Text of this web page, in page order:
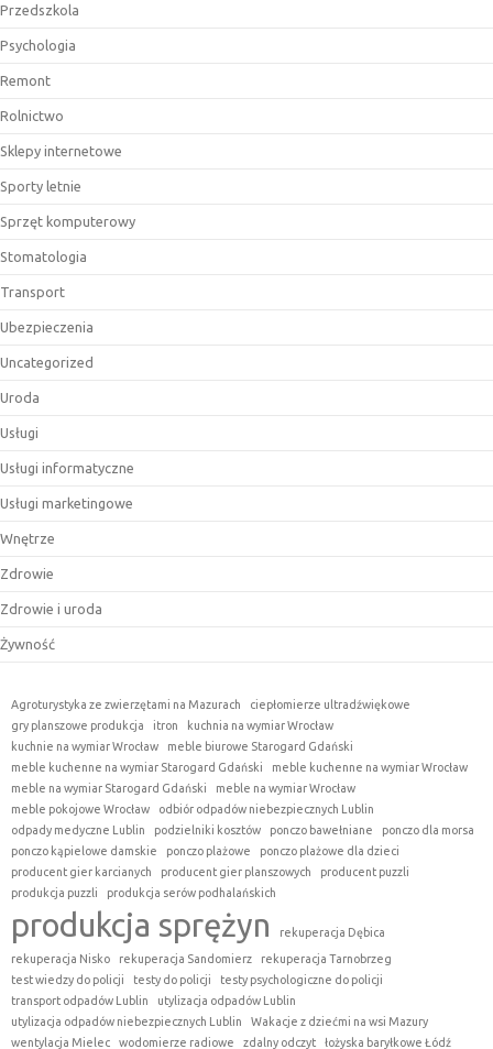
Przedszkola
Psychologia
Remont
Rolnictwo
Sklepy internetowe
Sporty letnie
Sprzęt komputerowy
Stomatologia
Transport
Ubezpieczenia
Uncategorized
Uroda
Usługi
Usługi informatyczne
Usługi marketingowe
Wnętrze
Zdrowie
Zdrowie i uroda
Żywność
Agroturystyka ze zwierzętami na Mazurach
ciepłomierze ultradźwiękowe
gry planszowe produkcja
itron
kuchnia na wymiar Wrocław
kuchnie na wymiar Wrocław
meble biurowe Starogard Gdański
meble kuchenne na wymiar Starogard Gdański
meble kuchenne na wymiar Wrocław
meble na wymiar Starogard Gdański
meble na wymiar Wrocław
meble pokojowe Wrocław
odbiór odpadów niebezpiecznych Lublin
odpady medyczne Lublin
podzielniki kosztów ponczo bawełniane
ponczo dla morsa
ponczo kąpielowe damskie
ponczo plażowe
ponczo plażowe dla dzieci
producent gier karcianych
producent gier planszowych
producent puzzli
produkcja puzzli
produkcja serów podhalańskich
produkcja sprężyn
rekuperacja Dębica
rekuperacja Nisko
rekuperacja Sandomierz
rekuperacja Tarnobrzeg
test wiedzy do policji
testy do policji
testy psychologiczne do policji
transport odpadów Lublin
utylizacja odpadów Lublin
utylizacja odpadów niebezpiecznych Lublin
Wakacje z dziećmi na wsi Mazury
wentylacja Mielec
wodomierze radiowe zdalny odczyt łożyska baryłkowe Łódź